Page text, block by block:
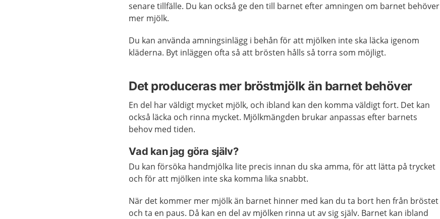
senare tillfälle. Du kan också ge den till barnet efter amningen om barnet behöver
mer mjölk.
Du kan använda amningsinlägg i behån för att mjölken inte ska läcka igenom
kläderna. Byt inläggen ofta så att brösten hålls så torra som möjligt.
Det produceras mer bröstmjölk än barnet behöver
En del har väldigt mycket mjölk, och ibland kan den komma väldigt fort. Det kan
också läcka och rinna mycket. Mjölkmängden brukar anpassas efter barnets
behov med tiden.
Vad kan jag göra själv?
Du kan försöka handmjölka lite precis innan du ska amma, för att lätta på trycket
och för att mjölken inte ska komma lika snabbt.
När det kommer mer mjölk än barnet hinner med kan du ta bort hen från bröstet
och ta en paus. Då kan en del av mjölken rinna ut av sig själv. Barnet kan ibland